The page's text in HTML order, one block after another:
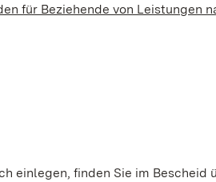
für Beziehende von Leistungen
einlegen, finden Sie im Bescheid